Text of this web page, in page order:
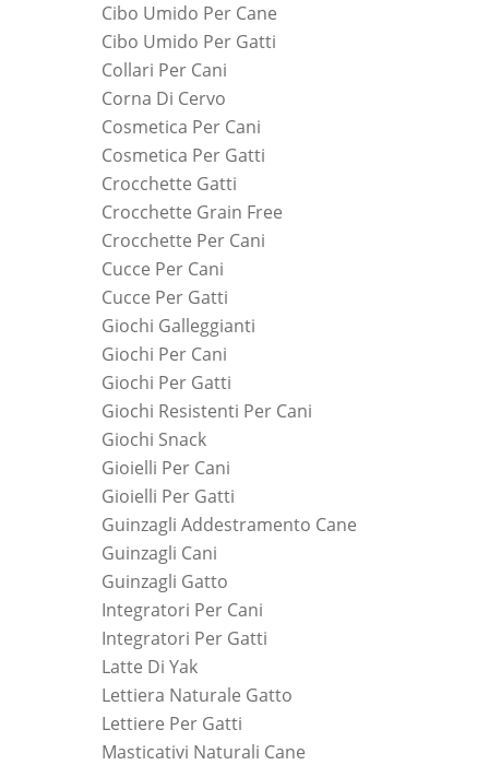
Cibo Umido Per Cane
Cibo Umido Per Gatti
Collari Per Cani
Corna Di Cervo
Cosmetica Per Cani
Cosmetica Per Gatti
Crocchette Gatti
Crocchette Grain Free
Crocchette Per Cani
Cucce Per Cani
Cucce Per Gatti
Giochi Galleggianti
Giochi Per Cani
Giochi Per Gatti
Giochi Resistenti Per Cani
Giochi Snack
Gioielli Per Cani
Gioielli Per Gatti
Guinzagli Addestramento Cane
Guinzagli Cani
Guinzagli Gatto
Integratori Per Cani
Integratori Per Gatti
Latte Di Yak
Lettiera Naturale Gatto
Lettiere Per Gatti
Masticativi Naturali Cane